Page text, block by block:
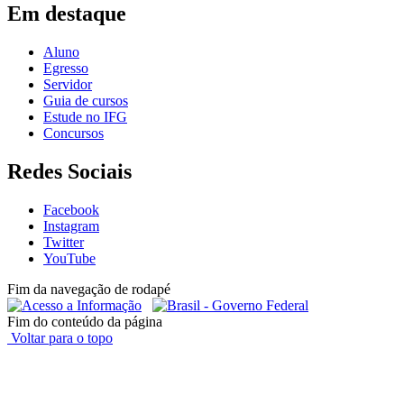
Em destaque
Aluno
Egresso
Servidor
Guia de cursos
Estude no IFG
Concursos
Redes Sociais
Facebook
Instagram
Twitter
YouTube
Fim da navegação de rodapé
Fim do conteúdo da página
Voltar para o topo